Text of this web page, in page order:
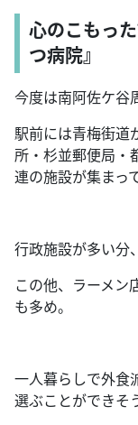
心のこもっ
つ病院』
今度は南阿佐ケ谷
駅前には青梅街道
所・杉並郵便局・
連の施設が集まっ
行政施設が多い分
この他、ラーメン
も多め。
一人暮らしで外食
選ぶことができそ